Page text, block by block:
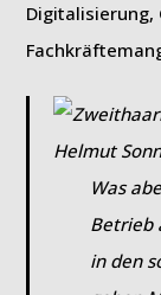
Digitalisierung,
Was
Betrieb
in den